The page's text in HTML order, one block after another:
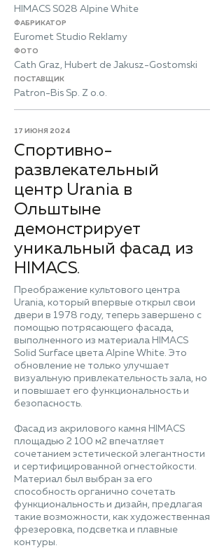
HIMACS S028 Alpine White
ФАБРИКАТОР
Euromet Studio Reklamy
ФОТО
Cath Graz, Hubert de Jakusz-Gostomski
ПОСТАВЩИК
Patron-Bis Sp. Z o.o.
17 ИЮНЯ 2024
Спортивно-
развлекательный
центр Urania в
Ольштыне
демонстрирует
уникальный фасад из
HIMACS.
Преображение культового центра
Urania, который впервые открыл свои
двери в 1978 году, теперь завершено с
помощью потрясающего фасада,
выполненного из материала HIMACS
Solid Surface цвета Alpine White. Это
обновление не только улучшает
визуальную привлекательность зала, но
и повышает его функциональность и
безопасность.
Фасад из акрилового камня HIMACS
площадью 2 100 м2 впечатляет
сочетанием эстетической элегантности
и сертифицированной огнестойкости.
Материал был выбран за его
способность органично сочетать
функциональность и дизайн, предлагая
такие возможности, как художественная
фрезеровка, подсветка и плавные
контуры.